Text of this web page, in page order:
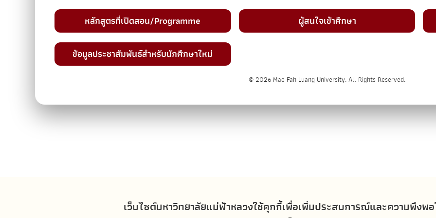
เว็บไซต์มหาวิทยาลัยแม่ฟ้าหลวงใช้คุกกี้เพื่อเพิ่มประสบการณ์และความพึงพอ
หลักสูตรที่เปิดสอน/Programme ผู้สนใจเข้าศึกษา
ข้อมูลประชาสัมพันธ์สำหรับนักศึกษาใหม่
© 2026 Mae Fah Luang University. All Rights Reserved.